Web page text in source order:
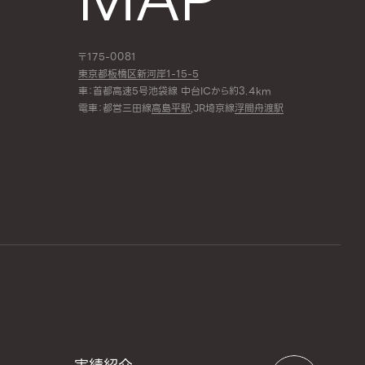
〒175-0081
東京都板橋区新河岸1-15-5
車：首都高速5号池袋線 中台ICから約3.4km
電車：都営三田線高島平駅,JR埼京線浮間舟渡駅